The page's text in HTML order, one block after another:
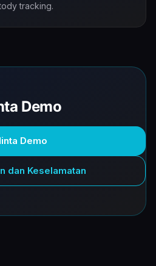
tracking.
Demo
Demo
dan Keselamatan